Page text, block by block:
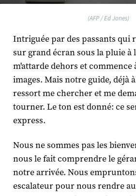
(AFP / Ed Jones)
Intriguée par des passants qui
sur grand écran sous la pluie à
m'attarde dehors et commence
images. Mais notre guide, déjà
ressort me chercher et me
tourner. Le ton est donné: ce
express.
Nous ne sommes pas les
nous le fait comprendre le
notre arrivée. Nous
escalateur pour nous rendre